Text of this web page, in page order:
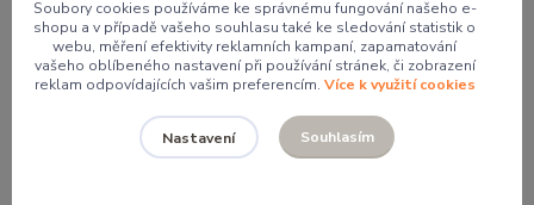
Mgr. Pavlína Kordíková
+420 774 062 005
pavla@pocketdesign.cz
Související zboží 5
Soubory cookies používáme ke správnému fungování našeho e-
shopu a v případě vašeho souhlasu také ke sledování statistik o
webu, měření efektivity reklamních kampaní, zapamatování
vašeho oblíbeného nastavení při používání stránek, či zobrazení
reklam odpovídajících vašim preferencím. Více k využití cookies
Nastavení Souhlasím